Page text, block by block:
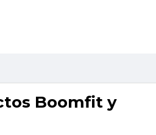
Boomfit y